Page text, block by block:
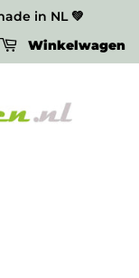
in NL 💚
Winkelwagen